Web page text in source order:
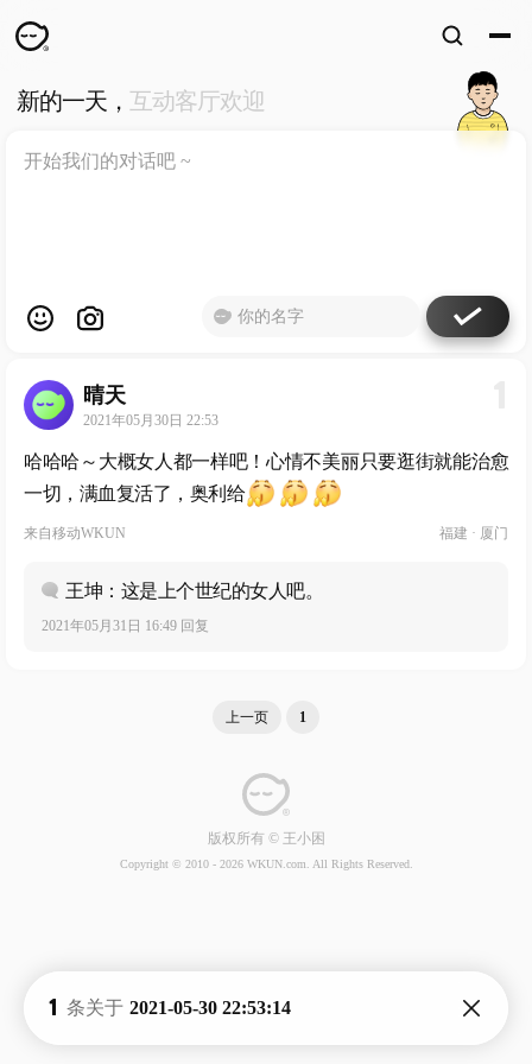
WKUN HOME
ABOUT ME
工作室
新的一天， 互动客厅欢迎
晴天
2021年05月30日 22:53
哈哈哈～大概女人都一样吧！心情不美丽只要逛街就能治愈
一切，满血复活了，奥利给
来自移动WKUN 福建 · 厦门
王坤：这是上个世纪的女人吧。
2021年05月31日 16:49 回复
1 条关于 2021-05-30 22:53:14
上一页 1
版权所有 © 王小困
Copyright © 2010 - 2026 WKUN.com. All Rights Reserved.